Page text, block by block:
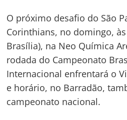
O próximo desafio do São
Corinthians, no domingo,
Brasília), na Neo Química
rodada do Campeonato
Internacional enfrentará o
e horário, no Barradão,
campeonato nacional.